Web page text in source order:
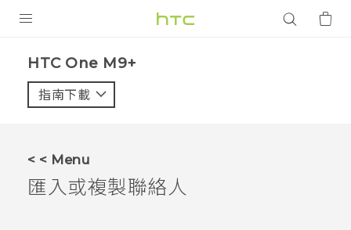
VIVE
HTC One M9+‎
指南下載
< < Menu
匯入或複製聯絡人